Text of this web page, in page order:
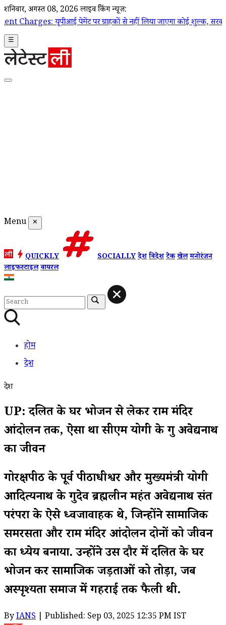
शनिवार, अगस्त 08, 2026 लाइव ब्रेकिंग न्यूज़:
पेमेंट पर ग्राहकों से नहीं लिया जाएगा कोई शुल्क, सरकार ने दी सफाई;
☰
Menu ✕
QUICKLY SOCIALLYदेशविदेशटेकखेलमनोरंजन
लाइफस्टाइलवायरल
होम
देश
देश
UP: दलित के घर भोजन से लेकर राम मंदिर
आंदोलन तक, ऐसा था सीएम योगी के गुरु अवेद्यनाथ
का जीवन
गोरक्षपीठ के पूर्व पीठाधीश्वर और मुख्यमंत्री योगी
आदित्यनाथ के गुरुदेव ब्रह्मलीन महंत अवेद्यनाथ संत
परंपरा के ऐसे ध्वजावाहक थे, जिन्होंने सामाजिक
समरसता और राम मंदिर आंदोलन दोनों को जीवन
का ध्येय बनाया. उन्होंने उस दौर में दलित के घर
भोजन कर सामाजिक जड़ताओं को तोड़ा, जब
अस्पृश्यता समाज में गहराई तक फैली थी.
ByIANS | Published: Sep 03, 2025 12:35 PM IST